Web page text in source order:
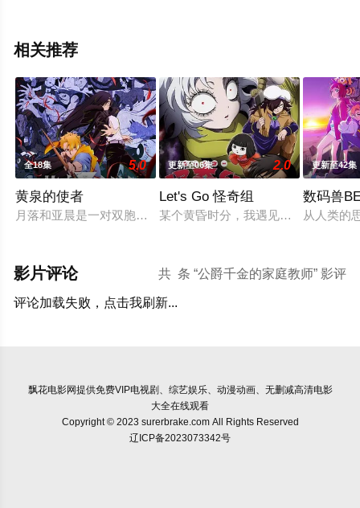
相关推荐
全18集 5.0
黄泉的使者
月落和亚晨是一对双胞胎兄妹，他们在一个与世隔绝的深山小
更新至06集 2.0
Let's Go 怪奇组
某个黄昏时分，我遇见了专门恐吓人
更新至42集
数码兽
从人类的
共 条 “公爵千金的家庭教师” 影评
影片评论
评论加载失败，点击我刷新...
飘花电影网提供免费VIP电视剧、综艺娱乐、动漫动画、无删减高清电影
大全在线观看
Copyright © 2023 surerbrake.com All Rights Reserved
辽ICP备2023073342号